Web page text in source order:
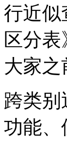
行近似
区分
大家
跨类
功能、